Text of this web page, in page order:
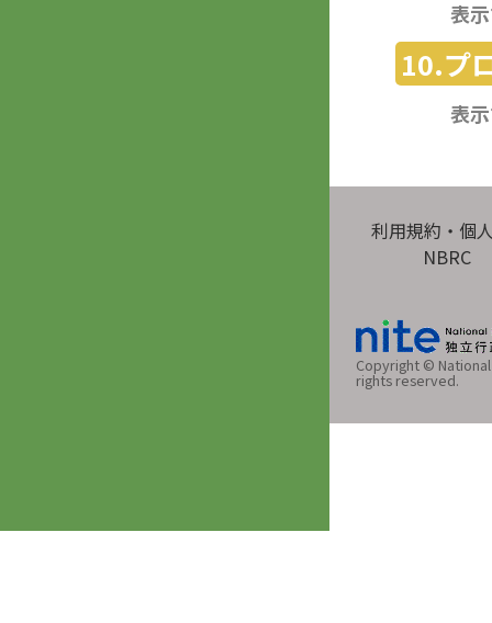
表
10.プ
表
利用規約・個
NBRC
Copyright ©
rights reserved.